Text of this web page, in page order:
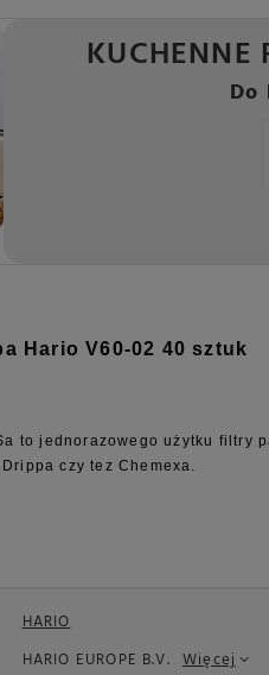
KUCHENNE
Do
Hario V60-02 40 sztuk
jednorazowego użytku filtry
czy tez Chemexa.
HARIO
HARIO EUROPE B.V. Więcej